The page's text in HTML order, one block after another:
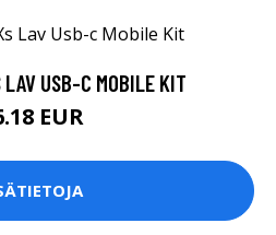
LAV USB-C MOBILE KIT
EUR